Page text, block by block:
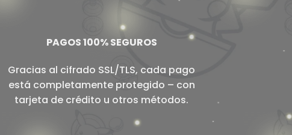
PAGOS 100% SEGUROS
Gracias al cifrado SSL/TLS, cada pago
está completamente protegido – con
tarjeta de crédito u otros métodos.